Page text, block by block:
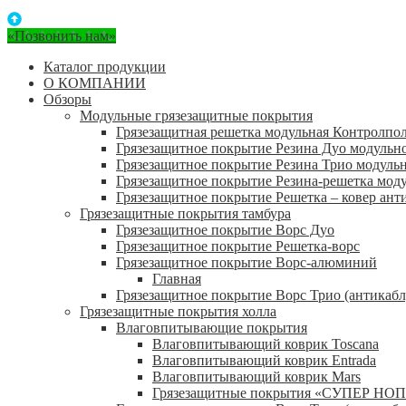
«Позвонить нам»
Каталог продукции
О КОМПАНИИ
Обзоры
Модульные грязезащитные покрытия
Грязезащитная решетка модульная
Грязезащитное покрытие Резина Дуо
Грязезащитное покрытие Резина Трио
Грязезащитное покрытие Резина-решетка
Грязезащитное покрытие Решетка – ковер
Грязезащитные покрытия тамбура
Грязезащитное покрытие Ворс Дуо
Грязезащитное покрытие Решетка-ворс
Грязезащитное покрытие Ворс-алюминий
Главная
Грязезащитное покрытие Ворс Трио
Грязезащитные покрытия холла
Влаговпитывающие покрытия
Влаговпитывающий коврик Toscana
Влаговпитывающий коврик Entrada
Влаговпитывающий коврик Mars
Грязезащитные покрытия «СУПЕР